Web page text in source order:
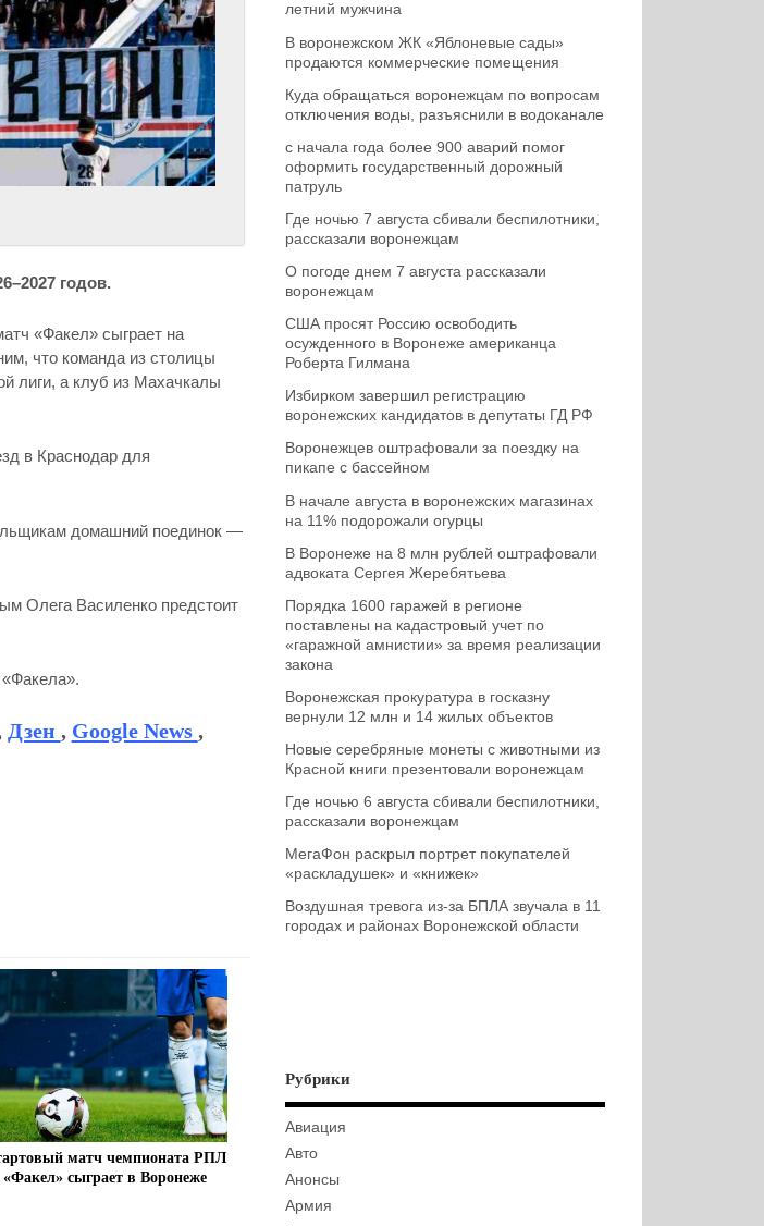
годов.
«Факел» сыграет на
что команда из столицы
лиги, а клуб из Махачкалы
в Краснодар для
домашний поединок —
Олега Василенко предстоит
Дзен , Google News ,
матч чемпионата РПЛ
«Факел» сыграет в Воронеже
летний мужчина
В воронежском ЖК «Яблоневые сады»
продаются коммерческие помещения
Куда обращаться воронежцам по вопросам
отключения воды, разъяснили в водоканале
с начала года более 900 аварий помог
оформить государственный дорожный
патруль
Где ночью 7 августа сбивали беспилотники,
рассказали воронежцам
О погоде днем 7 августа рассказали
воронежцам
США просят Россию освободить
осужденного в Воронеже американца
Роберта Гилмана
Избирком завершил регистрацию
воронежских кандидатов в депутаты ГД РФ
Воронежцев оштрафовали за поездку на
пикапе с бассейном
В начале августа в воронежских магазинах
на 11% подорожали огурцы
В Воронеже на 8 млн рублей оштрафовали
адвоката Сергея Жеребятьева
Порядка 1600 гаражей в регионе
поставлены на кадастровый учет по
«гаражной амнистии» за время реализации
закона
Воронежская прокуратура в госказну
вернули 12 млн и 14 жилых объектов
Новые серебряные монеты с животными из
Красной книги презентовали воронежцам
Где ночью 6 августа сбивали беспилотники,
рассказали воронежцам
МегаФон раскрыл портрет покупателей
«раскладушек» и «книжек»
Воздушная тревога из-за БПЛА звучала в 11
городах и районах Воронежской области
Рубрики
Авиация
Авто
Анонсы
Армия